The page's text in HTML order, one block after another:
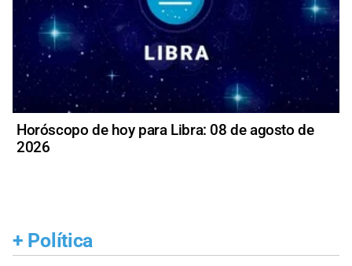
Horóscopo de hoy para Libra: 08 de agosto de
2026
+ Política